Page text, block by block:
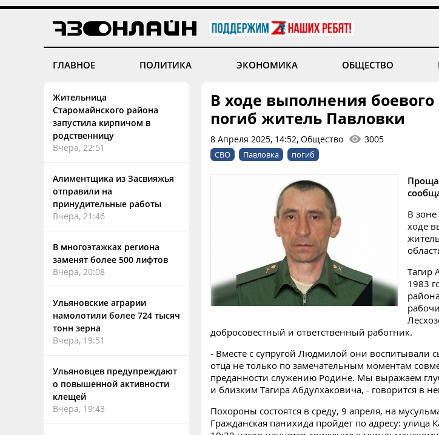
ГЛАВНОЕ ПОЛИТИКА ЭКОНОМИКА ОБЩЕСТВО
Жительница
Старомайнского района
запустила кирпичом в
родственницу
Вчера, 22:51
Алиментщика из Засвияжья
отправили на
принудительные работы
Вчера, 21:46
В многоэтажках региона
заменят более 500 лифтов
Вчера, 20:08
Ульяновские аграрии
намолотили более 724 тысяч
тонн зерна
Вчера, 19:51
Ульяновцев предупреждают
о повышенной активности
клещей
Вчера, 19:43
В ходе выполнения
погиб житель Павловки
8 Апреля 2025, 14:52, Общество 3005
СВО Павловка погиб
В
ходе
Тагир
1983
добросовестный и ответственный работник.
- Вместе с супругой Людмилой они воспитывали
отца не только по замечательным моментам
преданности служению Родине. Мы выражаем
и близким Тагира Абдулхаковича, - говорится в
Похороны состоятся в среду, 9 апреля, на
Гражданская панихида пройдет по адресу: улица